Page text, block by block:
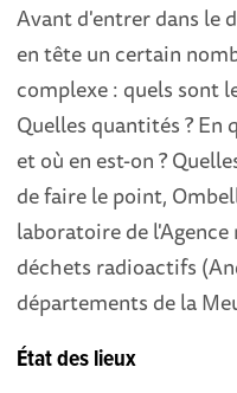
Avant d'entrer dans le
en tête un certain
complexe : quels sont
Quelles quantités ? En
et où en est-on ?
de faire le point,
laboratoire de
déchets radioactifs
départements de la
État des lieux